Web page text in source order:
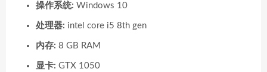
操作系统: Windows 10
处理器: intel core i5 8th gen
内存: 8 GB RAM
显卡: GTX 1050